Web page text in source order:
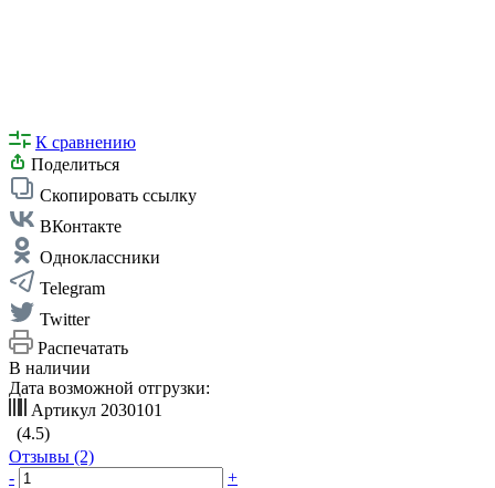
К сравнению
Поделиться
Скопировать ссылку
ВКонтакте
Одноклассники
Telegram
Twitter
Распечатать
В наличии
Дата возможной отгрузки:
Артикул 2030101
(4.5)
Отзывы (2)
-
+